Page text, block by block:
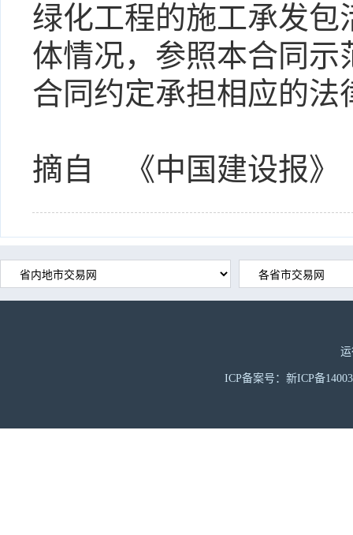
绿化工程的施工承发
体情况，参照本合同
合同约定承担相应的
摘自 《中国建设报
ICP备案号：新ICP备